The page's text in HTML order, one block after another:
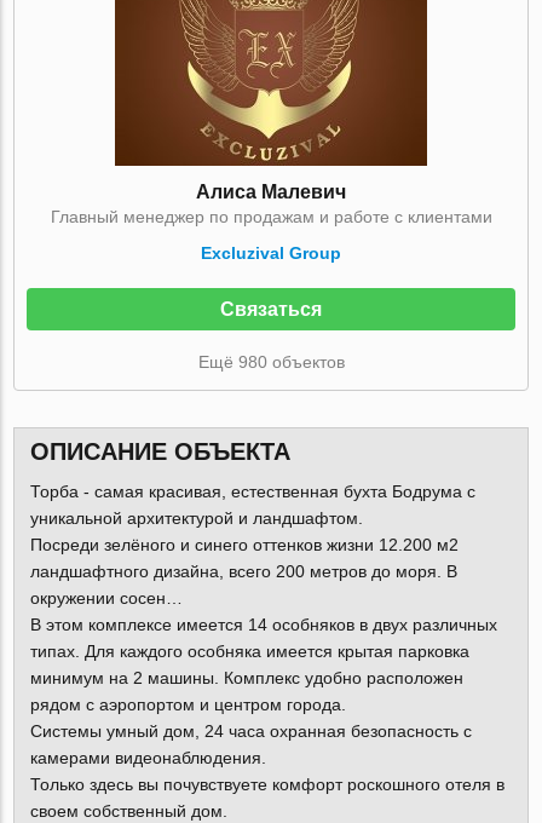
Алиса Малевич
Главный менеджер по продажам и работе с клиентами
Excluzival Group
Связаться
Ещё 980 объектов
ОПИСАНИЕ ОБЪЕКТА
Торба - самая красивая, естественная бухта Бодрума с
уникальной архитектурой и ландшафтом.
Посреди зелёного и синего оттенков жизни 12.200 м2
ландшафтного дизайна, всего 200 метров до моря. В
окружении сосен…
В этом комплексе имеется 14 особняков в двух различных
типах. Для каждого особняка имеется крытая парковка
минимум на 2 машины. Комплекс удобно расположен
рядом с аэропортом и центром города.
Системы умный дом, 24 часа охранная безопасность с
камерами видеонаблюдения.
Только здесь вы почувствуете комфорт роскошного отеля в
своем собственный дом.